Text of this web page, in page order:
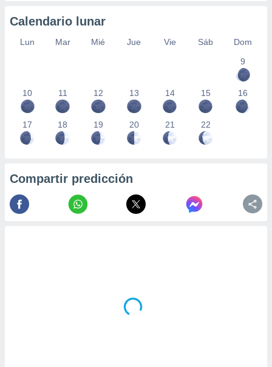
Calendario lunar
Lun Mar Mié Jue Vie Sáb
Dom
9
10 11 12 13 14 15 16
17 18 19 20 21 22
Compartir predicción